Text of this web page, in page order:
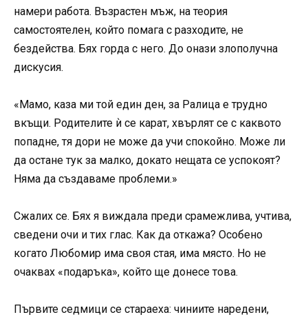
намери работа. Възрастен мъж, на теория
самостоятелен, който помага с разходите, не
бездейства. Бях горда с него. До онази злополучна
дискусия.
«Мамо, каза ми той един ден, за Ралица е трудно
вкъщи. Родителите ѝ се карат, хвърлят се с каквото
попадне, тя дори не може да учи спокойно. Може ли
да остане тук за малко, докато нещата се успокоят?
Няма да създаваме проблеми.»
Сжалих се. Бях я виждала преди срамежлива, учтива,
сведени очи и тих глас. Как да откажа? Особено
когато Любомир има своя стая, има място. Но не
очаквах «подаръка», който ще донесе това.
Първите седмици се стараеха: чиниите наредени,